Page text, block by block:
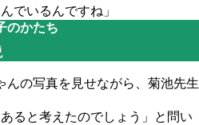
でいるんですね」
のかたち
んの写真を見せながら、菊池先生
ると考えたのでしょう」と問い